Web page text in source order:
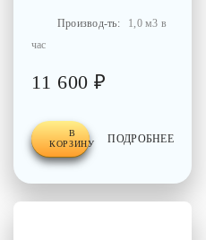
Производ-ть:
1,0 м3 в
час
11 600 ₽
В
КОРЗИНУ
ПОДРОБНЕЕ